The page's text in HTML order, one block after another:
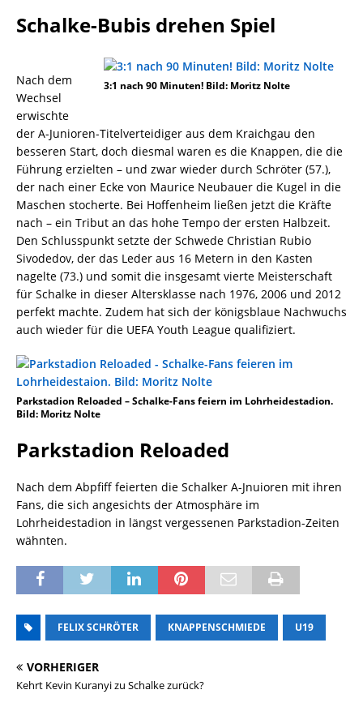
Schalke-Bubis drehen Spiel
3:1 nach 90 Minuten! Bild: Moritz Nolte
Nach dem
Wechsel
erwischte
der A-Junioren-Titelverteidiger aus dem Kraichgau den
besseren Start, doch diesmal waren es die Knappen, die die
Führung erzielten – und zwar wieder durch Schröter (57.),
der nach einer Ecke von Maurice Neubauer die Kugel in die
Maschen stocherte. Bei Hoffenheim ließen jetzt die Kräfte
nach – ein Tribut an das hohe Tempo der ersten Halbzeit.
Den Schlusspunkt setzte der Schwede Christian Rubio
Sivodedov, der das Leder aus 16 Metern in den Kasten
nagelte (73.) und somit die insgesamt vierte Meisterschaft
für Schalke in dieser Altersklasse nach 1976, 2006 und 2012
perfekt machte. Zudem hat sich der königsblaue Nachwuchs
auch wieder für die UEFA Youth League qualifiziert.
Parkstadion Reloaded – Schalke-Fans feiern im Lohrheidestadion.
Bild: Moritz Nolte
Parkstadion Reloaded
Nach dem Abpfiff feierten die Schalker A-Jnuioren mit ihren
Fans, die sich angesichts der Atmosphäre im
Lohrheidestadion in längst vergessenen Parkstadion-Zeiten
wähnten.
FELIX SCHRÖTER KNAPPENSCHMIEDE U19
VORHERIGER
Kehrt Kevin Kuranyi zu Schalke zurück?